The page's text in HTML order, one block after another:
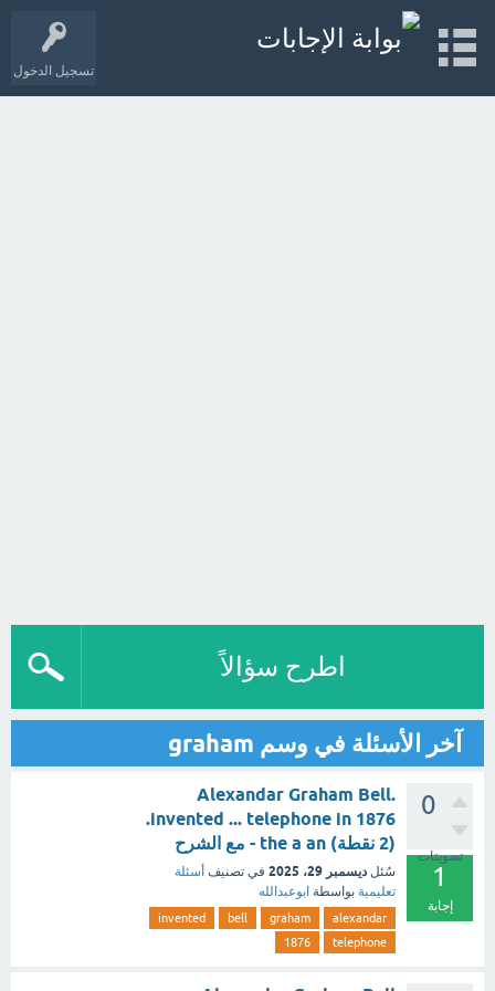
تسجيل الدخول
اطرح سؤالاً
آخر الأسئلة في وسم graham
0
تصويتات
1
إجابة
.Alexandar Graham Bell
invented ... telephone in 1876.
(2 نقطة) the a an - مع الشرح
سُئل ديسمبر 29، 2025 في تصنيف أسئلة
تعليمية بواسطة ابوعبدالله
alexandar
graham
bell
invented
telephone
1876